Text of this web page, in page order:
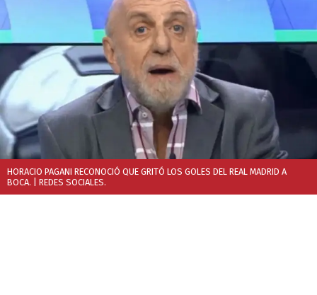
HORACIO PAGANI RECONOCIÓ QUE GRITÓ LOS GOLES DEL REAL MADRID A
BOCA. | REDES SOCIALES.